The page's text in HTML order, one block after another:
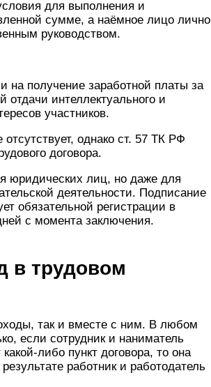
для выполнения и
сумме, а наёмное лицо лично
руководством.
на получение заработной платы за
отдачи интеллектуального и
участников.
однако ст. 57 ТК РФ
договора.
юридических лиц, но даже для
деятельности. Подписание
обязательной регистрации в
с момента заключения.
в трудовом
так и вместе с ним. В любом
если сотрудник и наниматель
либо пункт договора, то она
работник и работодатель